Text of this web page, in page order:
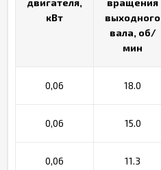
двигателя,
кВт
вращения
выходного
вала, об/
мин
0,06 18.0
0,06 15.0
0,06 11.3
двигателя,
кВт
вращения
выходного
вала, об/
мин